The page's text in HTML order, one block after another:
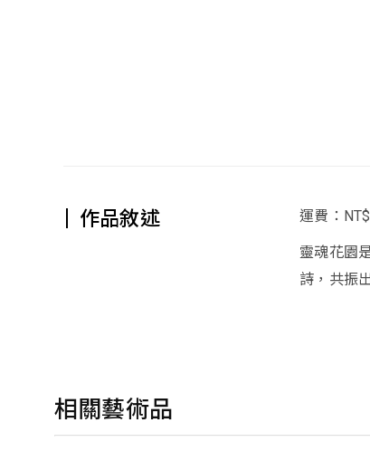
作品敘述 運費：
靈魂花園
詩，共振
相關藝術品